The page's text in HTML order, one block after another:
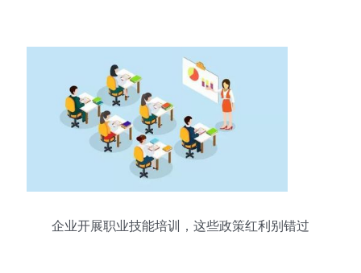
企业开展职业技能培训，这些政策红利别错过